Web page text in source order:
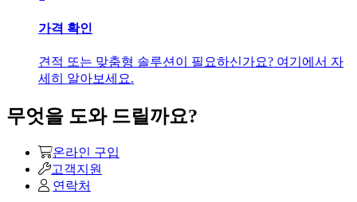
가격 확인
견적 또는 맞춤형 솔루션이 필요하신가요? 여기에서 자
세히 알아보세요.
무엇을 도와 드릴까요?
온라인 구입
고객지원
연락처